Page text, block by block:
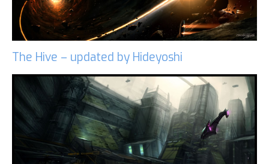
The Hive – updated by Hideyoshi